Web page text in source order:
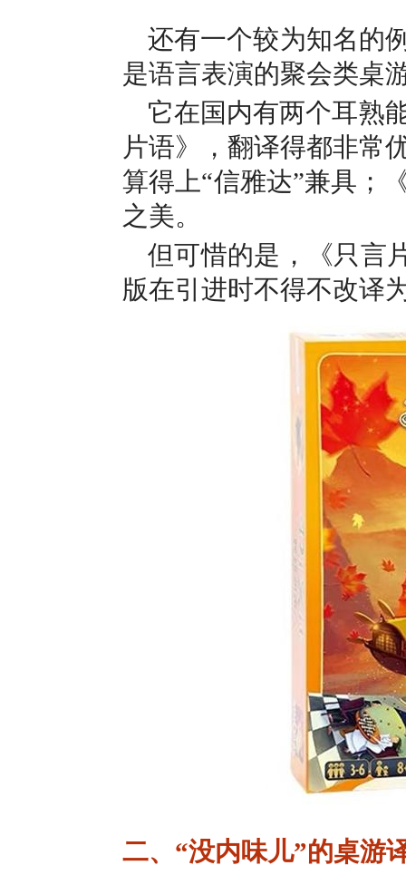
还有一个较为知名的
是语言表演的聚会类桌
它在国内有两个耳熟
片语》
，翻译得都非常
算得上“信雅达”兼具；
之美。
但可惜的是，《只言
版在引进时不得不改译
二、“没内味儿”的桌游